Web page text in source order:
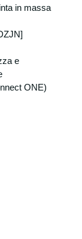
in massa
e
ONE)